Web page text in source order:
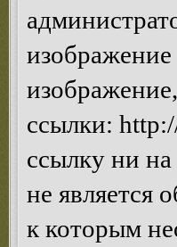
ссылки:
ссылку ни
не является
к которым